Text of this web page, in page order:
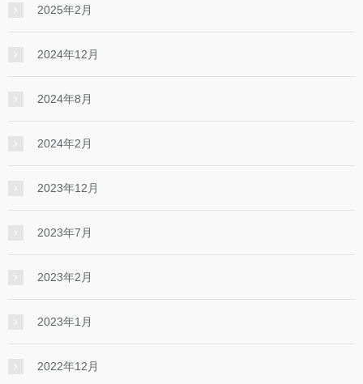
2025年2月
2024年12月
2024年8月
2024年2月
2023年12月
2023年7月
2023年2月
2023年1月
2022年12月